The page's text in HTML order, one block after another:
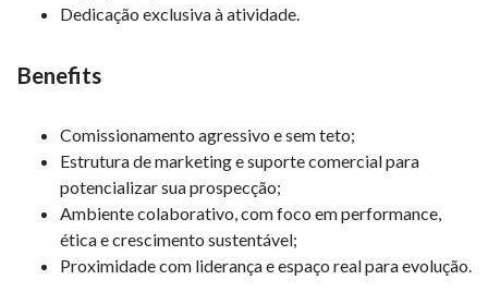
Dedicação exclusiva à atividade.
Benefits
Comissionamento agressivo e sem teto;
Estrutura de marketing e suporte comercial para
potencializar sua prospecção;
Ambiente colaborativo, com foco em performance,
ética e crescimento sustentável;
Proximidade com liderança e espaço real para evolução.